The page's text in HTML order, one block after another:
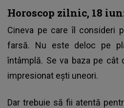
Horoscop zilnic, 18
Cineva pe care îl consideri
farsă. Nu este deloc pe
întâmplă. Se va baza pe cât
impresionat ești uneori.
Dar trebuie să fii atentă